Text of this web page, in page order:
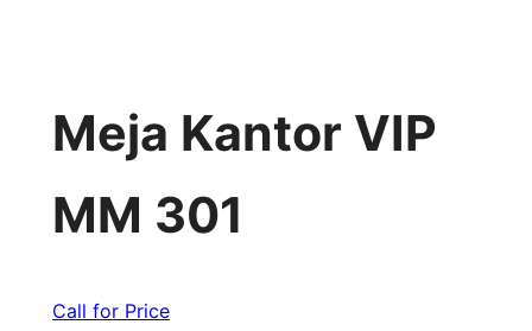
Meja Kantor VIP
MM 301
Call for Price